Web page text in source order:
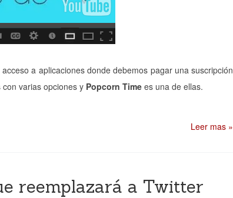
a aplicaciones donde debemos pagar una suscripción
varias opciones y Popcorn Time es una de ellas.
Leer mas »
reemplazará a Twitter